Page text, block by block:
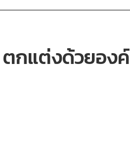
กแต่งด้วยองค์